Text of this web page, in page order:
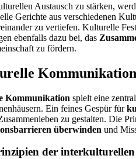
Austausch zu stärken,
Gerichte aus verschiedenen
zu vertiefen. Kulturelle
ebenfalls dazu bei, das
zu fördern.
Kommunikation
Kommunikation spielt eine
Ein feines Gespür für
zu gestalten. Die
überwinden und
der